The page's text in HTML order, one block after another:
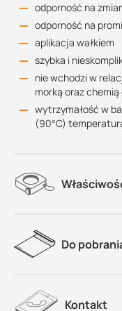
odporność na
odporność na
aplikacja wałkiem
szybka i
nie wchodzi w
morką oraz
wytrzymałość w
(90°C)
Do
Kontakt